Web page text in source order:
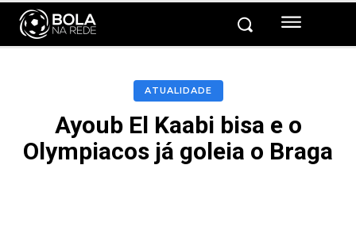
ATUALIDADE
Ayoub El Kaabi bisa e o
Olympiacos já goleia o Braga